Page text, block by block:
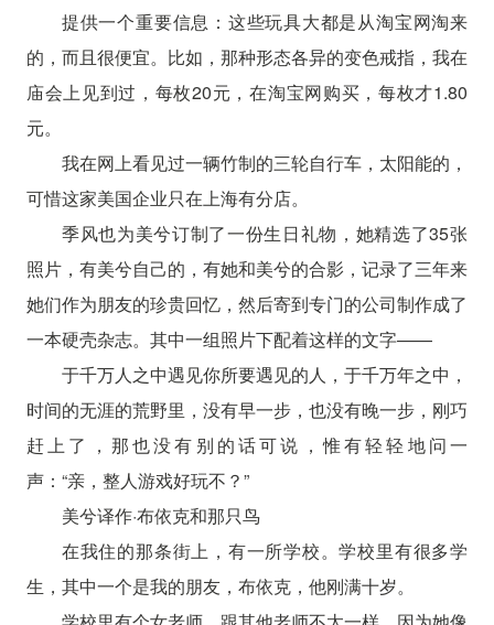
提供一个重要信息：这些玩具大都是从淘宝网淘来
的，而且很便宜。比如，那种形态各异的变色戒指，我在
庙会上见到过，每枚20元，在淘宝网购买，每枚才1.80
元。
我在网上看见过一辆竹制的三轮自行车，太阳能的，
可惜这家美国企业只在上海有分店。
季风也为美兮订制了一份生日礼物，她精选了35张
照片，有美兮自己的，有她和美兮的合影，记录了三年来
她们作为朋友的珍贵回忆，然后寄到专门的公司制作成了
一本硬壳杂志。其中一组照片下配着这样的文字——
于千万人之中遇见你所要遇见的人，于千万年之中，
时间的无涯的荒野里，没有早一步，也没有晚一步，刚巧
赶上了，那也没有别的话可说，惟有轻轻地问一
声：“亲，整人游戏好玩不？”
美兮译作·布依克和那只鸟
在我住的那条街上，有一所学校。学校里有很多学
生，其中一个是我的朋友，布依克，他刚满十岁。